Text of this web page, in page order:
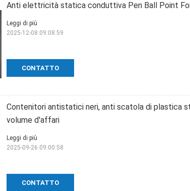
Anti elettricità statica conduttiva Pen Ball Point
CONTATTO
Leggi di più
2025-12-08 09:08:59
Contenitori antistatici neri, anti scatola di plastica
volume d'affari
CONTATTO
Leggi di più
2025-09-26 09:00:58